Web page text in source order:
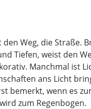
Weg, die Straße.
Tiefen, weist den
Manchmal ist
ans Licht
bemerkt, wenn es
zum Regenbogen.